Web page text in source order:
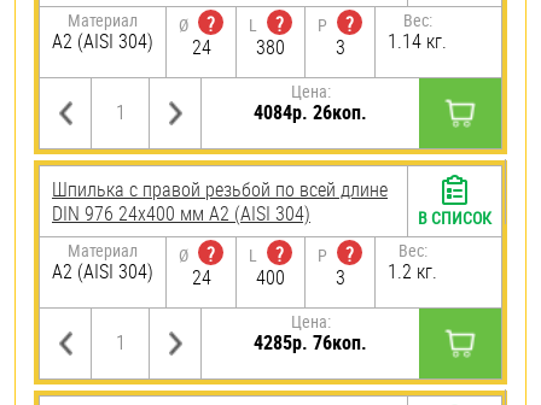
Материал
А2 (AISI 304)
Ø
?
24
L
?
380
P
?
3
Вес:
1.14 кг.
Цена:
4084р. 26коп.
Шпилька с правой резьбой по всей длине
DIN 976 24х400 мм А2 (AISI 304)
Материал
А2 (AISI 304)
Ø
?
24
L
?
400
P
?
3
Вес:
1.2 кг.
Цена:
4285р. 76коп.
В СПИСОК